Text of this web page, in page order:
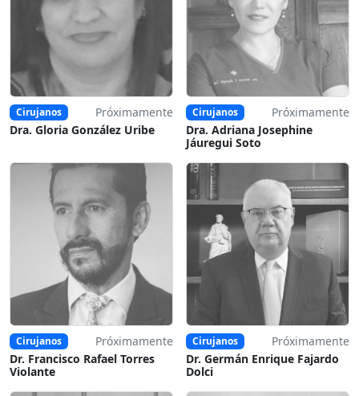
Cirujanos
Próximamente
Dra. Gloria González Uribe
Cirujanos
Próximamente
Dra. Adriana Josephine
Jáuregui Soto
Cirujanos
Próximamente
Dr. Francisco Rafael Torres
Violante
Cirujanos
Próximamente
Dr. Germán Enrique Fajardo
Dolci